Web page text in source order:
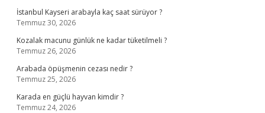
İstanbul Kayseri arabayla kaç saat sürüyor ?
Temmuz 30, 2026
Kozalak macunu günlük ne kadar tüketilmeli ?
Temmuz 26, 2026
Arabada öpüşmenin cezası nedir ?
Temmuz 25, 2026
Karada en güçlü hayvan kimdir ?
Temmuz 24, 2026